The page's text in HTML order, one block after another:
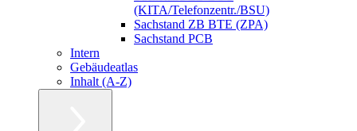
(KITA/Telefonzentr./BSU)
Sachstand ZB BTE (ZPA)
Sachstand PCB
Intern
Gebäudeatlas
Inhalt (A-Z)